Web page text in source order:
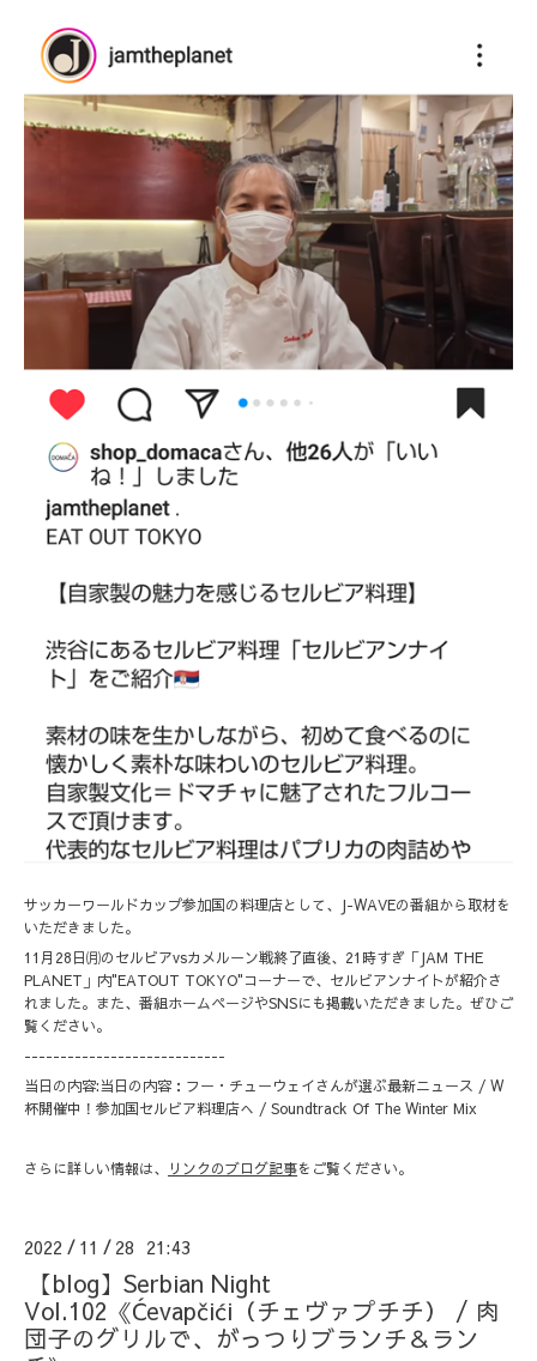
サッカーワールドカップ参加国の料理店として、J-WAVEの番組から取材を
いただきました。
11月28日㈪のセルビアvsカメルーン戦終了直後、21時すぎ「JAM THE
PLANET」内"EATOUT TOKYO"コーナーで、セルビアンナイトが紹介さ
れました。また、番組ホームページやSNSにも掲載いただきました。ぜひご
覧ください。
----------------------------
当日の内容:当日の内容：フー・チューウェイさんが選ぶ最新ニュース / W
杯開催中！参加国セルビア料理店へ / Soundtrack Of The Winter Mix
さらに詳しい情報は、 リンクのブログ記事をご覧ください。
2022 / 11 / 28 21:43
【blog】Serbian Night
Vol.102《Ćevapčići（チェヴァプチチ） / 肉
団子のグリルで、がっつりブランチ＆ラン